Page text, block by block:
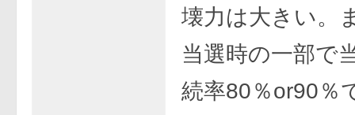
壊力は大きい。
当選時の一部で
続率80％or90％